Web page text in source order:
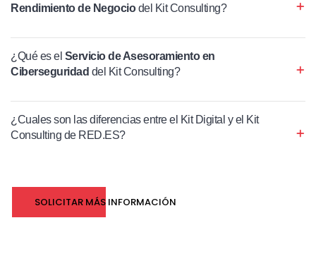
Rendimiento de Negociodel Kit Consulting?
¿Qué es el Servicio de Asesoramiento en
Ciberseguridad del Kit Consulting?
¿Cuales son las diferencias entre el Kit Digital y el Kit
Consulting de RED.ES?
SOLICITAR MÁS INFORMACIÓN